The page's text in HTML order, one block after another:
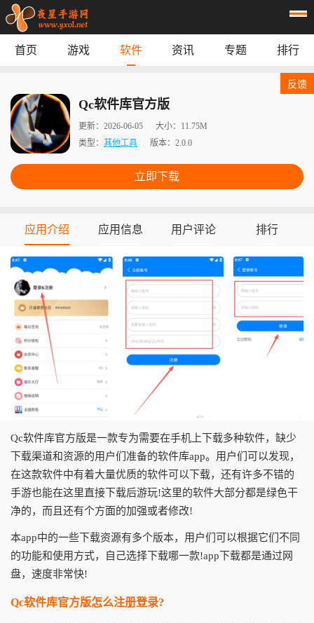
专题 榜单
首页 游戏 软件 资讯 专题 排行
Qc软件库官方版
更新： 2026-06-05 大小： 11.75M
类型： 其他工具 版本： 2.0.0
立即下载
反馈
应用介绍 应用信息 用户评论 排行
Qc软件库官方版是一款专为需要在手机上下载多种软件，缺少
下载渠道和资源的用户们准备的软件库app。用户们可以发现，
在这款软件中有着大量优质的软件可以下载，还有许多不错的
手游也能在这里直接下载后游玩!这里的软件大部分都是绿色干
净的，而且还有个方面的加强或者修改!
本app中的一些下载资源有多个版本，用户们可以根据它们不同
的功能和使用方式，自己选择下载哪一款!app下载都是通过网
盘，速度非常快!
Qc软件库官方版怎么注册登录?